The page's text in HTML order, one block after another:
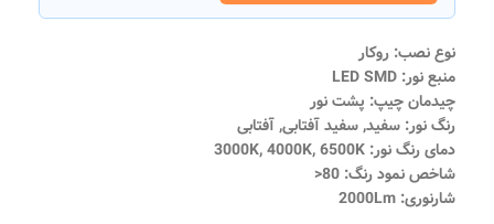
نوع نصب: روکار
منبع نور: LED SMD
چیدمان چیپ: پشت نور
رنگ نور: سفید, سفید آفتابی, آفتابی
دمای رنگ نور: 3000K, 4000K, 6500K
شاخص نمود رنگ: 80<
شارنوری: 2000Lm